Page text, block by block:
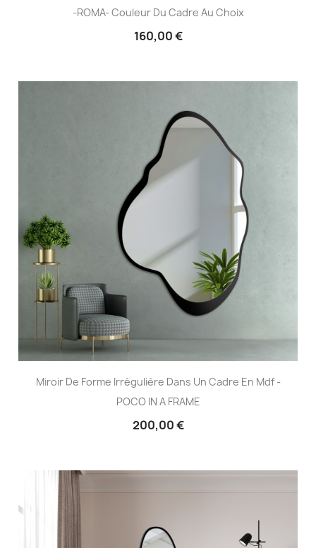
-ROMA- Couleur Du Cadre Au Choix
160,00 €
Miroir De Forme Irrégulière Dans Un Cadre En Mdf -
POCO IN A FRAME
200,00 €